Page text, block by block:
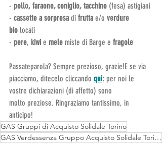
- pollo, faraone, coniglio, tacchino (fesa) astigiani
- cassette a sorpresa di frutta e/o verdure
bio locali
- pere, kiwi e mele miste di Barge e fragole
Passateparola? Sempre prezioso, grazie!E se via
piacciamo, ditecelo cliccando qui: per noi le
vostre dichiarazioni (di affetto) sono
molto preziose. Ringraziamo tantissimo, in
anticipo!
GAS Gruppi di Acquisto Solidale Torino
GAS Verdessenza Gruppo Acquisto Solidale Torino